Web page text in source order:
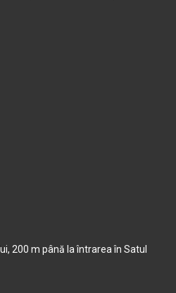
200 m până la întrarea în Satul